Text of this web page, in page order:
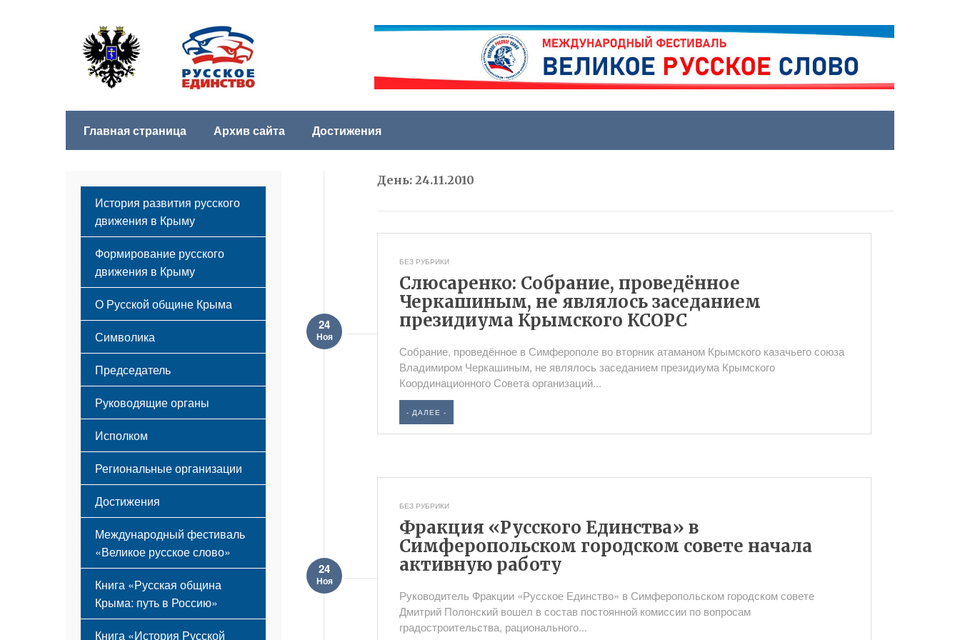
Главная страница Архив сайта Достижения
День:24.11.2010
БЕЗ РУБРИКИ
Слюсаренко: Собрание, проведённое
Черкашиным, не являлось заседанием
президиума Крымского КСОРС
24
Ноя
Собрание, проведённое в Симферополе во вторник атаманом Крымского казачьего союза
Владимиром Черкашиным, не являлось заседанием президиума Крымского
Координационного Совета организаций...
- ДАЛЕЕ -
БЕЗ РУБРИКИ
Фракция «Русского Единства» в
Симферопольском городском совете начала
активную работу
24
Ноя
Руководитель Фракции «Русское Единство» в Симферопольском городском совете
Дмитрий Полонский вошел в состав постоянной комиссии по вопросам
градостроительства, рационального...
История развития русского
движения в Крыму
Формирование русского
движения в Крыму
Русский Крым
О Русской общине Крыма
Этапы становления
Принципы деятельности
Структура
Мероприятия
Символика
Флаг
Герб
Гимн
Председатель
Руководящие органы
Исполком
Региональные организации
Достижения
Международный фестиваль
«Великое русское слово»
Книга «Русская община
Крыма: путь в Россию»
Книга «История Русской